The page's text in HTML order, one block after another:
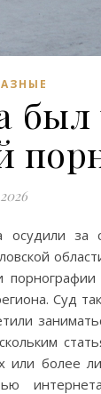
был
осудили за
Суд
или более